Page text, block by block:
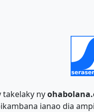
takelaky ny
ianao dia